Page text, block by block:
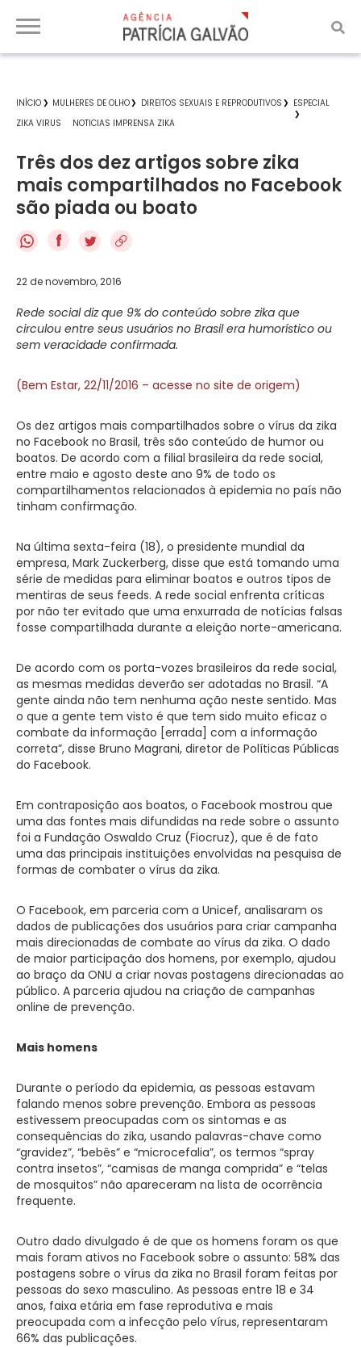
INÍCIO MULHERES DE OLHO DIREITOS SEXUAIS E REPRODUTIVOS
ESPECIAL
ZIKA VIRUS
NOTICIAS IMPRENSA ZIKA
Três dos dez artigos sobre zika
mais compartilhados no Facebook
são piada ou boato
f
22 de novembro, 2016
Rede social diz que 9% do conteúdo sobre zika que
circulou entre seus usuários no Brasil era humorístico ou
sem veracidade confirmada.
(Bem Estar, 22/11/2016 – acesse no site de origem)
Os dez artigos mais compartilhados sobre o vírus da zika
no Facebook no Brasil, três são conteúdo de humor ou
boatos. De acordo com a filial brasileira da rede social,
entre maio e agosto deste ano 9% de todo os
compartilhamentos relacionados à epidemia no país não
tinham confirmação.
Na última sexta-feira (18), o presidente mundial da
empresa, Mark Zuckerberg, disse que está tomando uma
série de medidas para eliminar boatos e outros tipos de
mentiras de seus feeds. A rede social enfrenta críticas
por não ter evitado que uma enxurrada de notícias falsas
fosse compartilhada durante a eleição norte-americana.
De acordo com os porta-vozes brasileiros da rede social,
as mesmas medidas deverão ser adotadas no Brasil. “A
gente ainda não tem nenhuma ação neste sentido. Mas
o que a gente tem visto é que tem sido muito eficaz o
combate da informação [errada] com a informação
correta”, disse Bruno Magrani, diretor de Políticas Públicas
do Facebook.
Em contraposição aos boatos, o Facebook mostrou que
uma das fontes mais difundidas na rede sobre o assunto
foi a Fundação Oswaldo Cruz (Fiocruz), que é de fato
uma das principais instituições envolvidas na pesquisa de
formas de combater o vírus da zika.
O Facebook, em parceria com a Unicef, analisaram os
dados de publicações dos usuários para criar campanha
mais direcionadas de combate ao vírus da zika. O dado
de maior participação dos homens, por exemplo, ajudou
ao braço da ONU a criar novas postagens direcionadas ao
público. A parceria ajudou na criação de campanhas
online de prevenção.
Mais homens
Durante o período da epidemia, as pessoas estavam
falando menos sobre prevenção. Embora as pessoas
estivessem preocupadas com os sintomas e as
consequências do zika, usando palavras-chave como
“gravidez”, “bebês” e “microcefalia”, os termos “spray
contra insetos”, “camisas de manga comprida” e “telas
de mosquitos” não apareceram na lista de ocorrência
frequente.
Outro dado divulgado é de que os homens foram os que
mais foram ativos no Facebook sobre o assunto: 58% das
postagens sobre o vírus da zika no Brasil foram feitas por
pessoas do sexo masculino. As pessoas entre 18 e 34
anos, faixa etária em fase reprodutiva e mais
preocupada com a infecção pelo vírus, representaram
66% das publicações.